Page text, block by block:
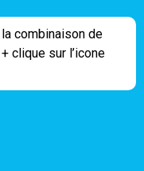
combinaison de
clique sur l’icone